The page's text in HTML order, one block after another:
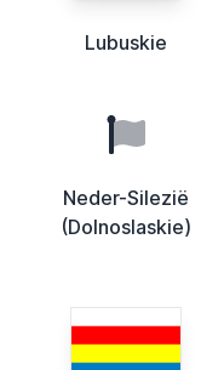
Lubuskie
Neder-Silezië
(Dolnoslaskie)